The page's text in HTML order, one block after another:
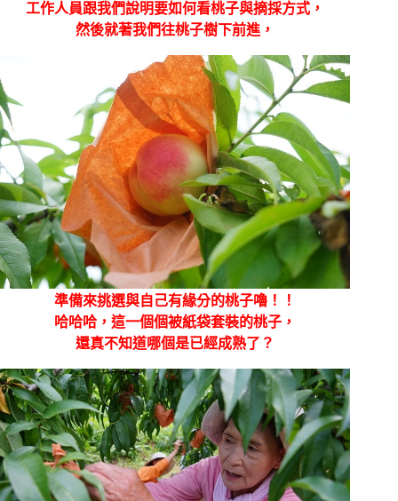
工作人員跟我們說明要如何看桃子與摘採方式，
然後就著我們往桃子樹下前進，
準備來挑選與自己有緣分的桃子嚕！！
哈哈哈，這一個個被紙袋套裝的桃子，
還真不知道哪個是已經成熟了？